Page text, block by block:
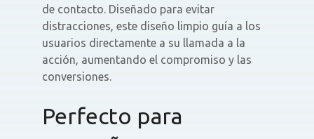
de contacto. Diseñado para evitar
distracciones, este diseño limpio guía a los
usuarios directamente a su llamada a la
acción, aumentando el compromiso y las
conversiones.
Perfecto para